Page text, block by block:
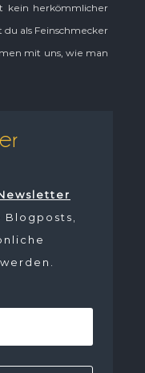
kein herkömmlicher
als Feinschmecker
mit uns, wie man